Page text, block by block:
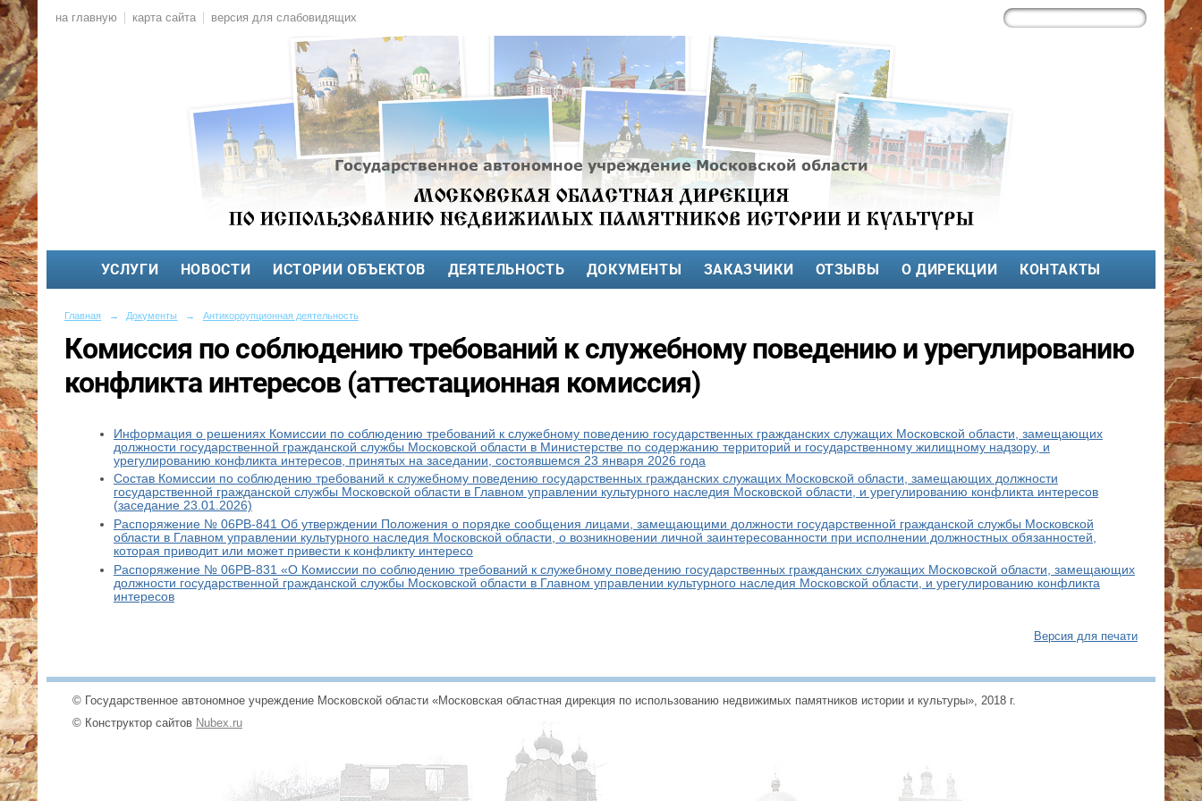
на главную карта сайта версия для слабовидящих
УСЛУГИ НОВОСТИ ИСТОРИИ ОБЪЕКТОВ ДЕЯТЕЛЬНОСТЬ ДОКУМЕНТЫ ЗАКАЗЧИКИ ОТЗЫВЫ О ДИРЕКЦИИ КОНТАКТЫ
Главная → Документы → Антикоррупционная деятельность
Комиссия по соблюдению требований к служебному поведению и урегулированию
конфликта интересов (аттестационная комиссия)
Информация о решениях Комиссии по соблюдению требований к служебному поведению государственных гражданских служащих Московской области, замещающих
должности государственной гражданской службы Московской области в Министерстве по содержанию территорий и государственному жилищному надзору, и
урегулированию конфликта интересов, принятых на заседании, состоявшемся 23 января 2026 года
Состав Комиссии по соблюдению требований к служебному поведению государственных гражданских служащих Московской области, замещающих должности
государственной гражданской службы Московской области в Главном управлении культурного наследия Московской области, и урегулированию конфликта интересов
(заседание 23.01.2026)
Распоряжение № 06РВ-841 Об утверждении Положения о порядке сообщения лицами, замещающими должности государственной гражданской службы Московской
области в Главном управлении культурного наследия Московской области, о возникновении личной заинтересованности при исполнении должностных обязанностей,
которая приводит или может привести к конфликту интересо
Распоряжение № 06РВ-831 «О Комиссии по соблюдению требований к служебному поведению государственных гражданских служащих Московской области, замещающих
должности государственной гражданской службы Московской области в Главном управлении культурного наследия Московской области, и урегулированию конфликта
интересов
Версия для печати
© Государственное автономное учреждение Московской области «Московская областная дирекция по использованию недвижимых памятников истории и культуры», 2018 г.
© Конструктор сайтов Nubex.ru